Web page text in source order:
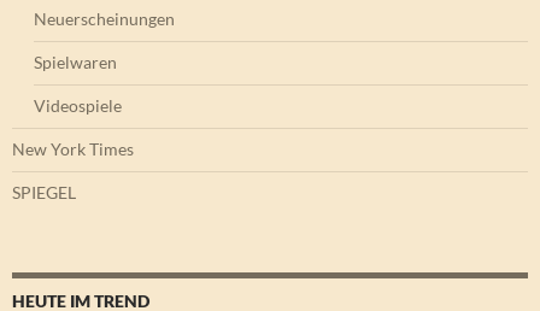
Neuerscheinungen
Spielwaren
Videospiele
New York Times
SPIEGEL
HEUTE IM TREND